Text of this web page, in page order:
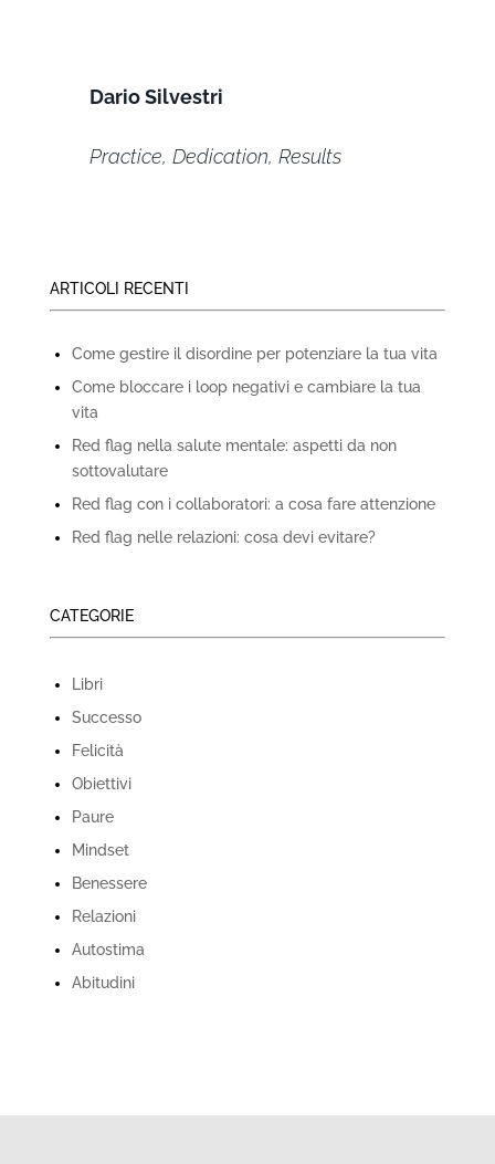
Dario Silvestri
Practice, Dedication, Results
ARTICOLI RECENTI
Come gestire il disordine per potenziare la tua vita
Come bloccare i loop negativi e cambiare la tua
vita
Red flag nella salute mentale: aspetti da non
sottovalutare
Red flag con i collaboratori: a cosa fare attenzione
Red flag nelle relazioni: cosa devi evitare?
CATEGORIE
Libri
Successo
Felicità
Obiettivi
Paure
Mindset
Benessere
Relazioni
Autostima
Abitudini